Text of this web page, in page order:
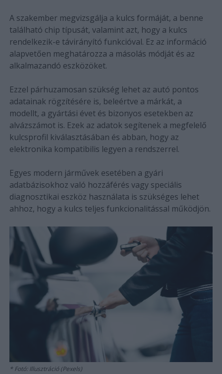
A szakember megvizsgálja a kulcs formáját, a benne
található chip típusát, valamint azt, hogy a kulcs
rendelkezik-e távirányító funkcióval. Ez az információ
alapvetően meghatározza a másolás módját és az
alkalmazandó eszközöket.
Ezzel párhuzamosan szükség lehet az autó pontos
adatainak rögzítésére is, beleértve a márkát, a
modellt, a gyártási évet és bizonyos esetekben az
alvázszámot is. Ezek az adatok segítenek a megfelelő
kulcsprofil kiválasztásában és abban, hogy az
elektronika kompatibilis legyen a rendszerrel.
Egyes modern járművek esetében a gyári
adatbázisokhoz való hozzáférés vagy speciális
diagnosztikai eszköz használata is szükséges lehet
ahhoz, hogy a kulcs teljes funkcionalitással működjön.
Fotó: Illusztráció (Pexels)